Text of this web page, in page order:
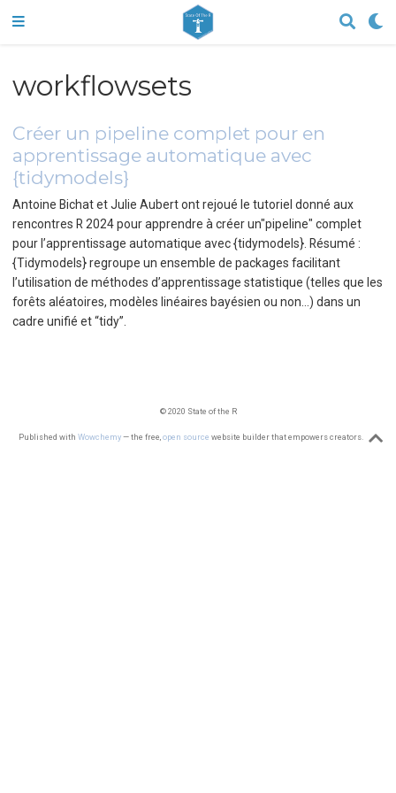
workflowsets
Créer un pipeline complet pour en
apprentissage automatique avec
{tidymodels}
Antoine Bichat et Julie Aubert ont rejoué le tutoriel donné aux
rencontres R 2024 pour apprendre à créer un"pipeline" complet
pour l’apprentissage automatique avec {tidymodels}. Résumé :
{Tidymodels} regroupe un ensemble de packages facilitant
l’utilisation de méthodes d’apprentissage statistique (telles que les
forêts aléatoires, modèles linéaires bayésien ou non…) dans un
cadre unifié et “tidy”.
© 2020 State of the R
Published with Wowchemy— the free, open source website builder that empowers creators.